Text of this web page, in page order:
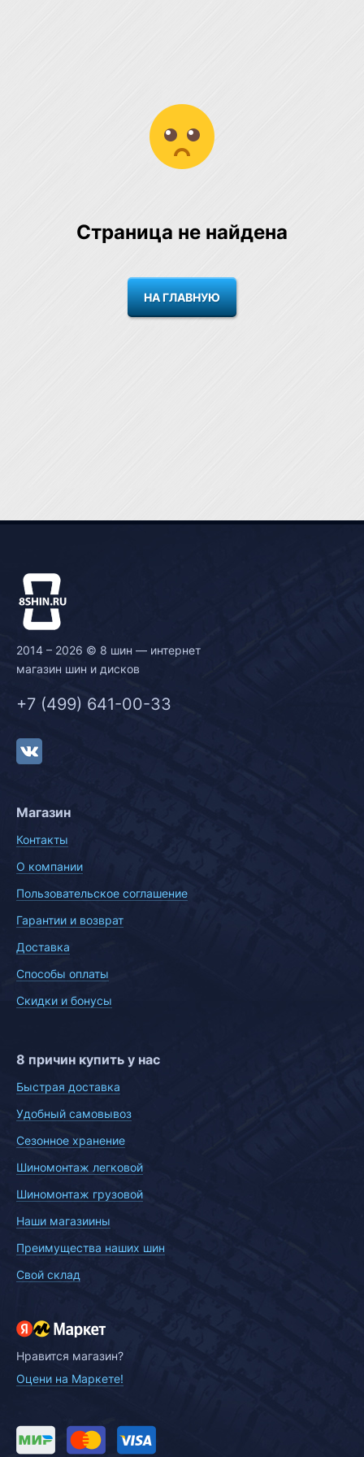
Страница не найдена
НА ГЛАВНУЮ
2014 – 2026 © 8 шин — интернет
магазин шин и дисков
+7 (499) 641-00-33
Магазин
Контакты
О компании
Пользовательское соглашение
Гарантии и возврат
Доставка
Способы оплаты
Скидки и бонусы
8 причин купить у нас
Быстрая доставка
Удобный самовывоз
Сезонное хранение
Шиномонтаж легковой
Шиномонтаж грузовой
Наши магазиины
Преимущества наших шин
Свой склад
Нравится магазин?
Оцени на Маркете!